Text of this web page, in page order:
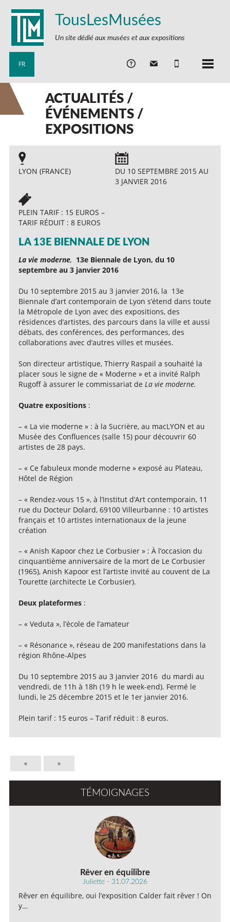
TousLesMusées
Un site dédié aux musées et aux expositions
FR
ACTUALITÉS /
ÉVÉNEMENTS /
EXPOSITIONS
LYON (FRANCE)
DU 10 SEPTEMBRE 2015 AU
3 JANVIER 2016
PLEIN TARIF : 15 EUROS –
TARIF RÉDUIT : 8 EUROS
LA 13E BIENNALE DE LYON
La vie moderne, 13e Biennale de Lyon, du 10
septembre au 3 janvier 2016
Du 10 septembre 2015 au 3 janvier 2016, la 13e
Biennale d’art contemporain de Lyon s’étend dans toute
la Métropole de Lyon avec des expositions, des
résidences d’artistes, des parcours dans la ville et aussi
débats, des conférences, des performances, des
collaborations avec d’autres villes et musées.
Son directeur artistique, Thierry Raspail a souhaité la
placer sous le signe de « Moderne » et a invité Ralph
Rugoff à assurer le commissariat de La vie moderne.
Quatre expositions :
– « La vie moderne » : à la Sucrière, au macLYON et au
Musée des Confluences (salle 15) pour découvrir 60
artistes de 28 pays.
– « Ce fabuleux monde moderne » exposé au Plateau,
Hôtel de Région
– « Rendez-vous 15 », à l’Institut d’Art contemporain, 11
rue du Docteur Dolard, 69100 Villeurbanne : 10 artistes
français et 10 artistes internationaux de la jeune
création
– « Anish Kapoor chez Le Corbusier » : À l’occasion du
cinquantième anniversaire de la mort de Le Corbusier
(1965), Anish Kapoor est l’artiste invité au couvent de La
Tourette (architecte Le Corbusier).
Deux plateformes :
– « Veduta », l’école de l’amateur
– « Résonance », réseau de 200 manifestations dans la
région Rhône-Alpes
Du 10 septembre 2015 au 3 janvier 2016 du mardi au
vendredi, de 11h à 18h (19 h le week-end). Fermé le
lundi, le 25 décembre 2015 et le 1er janvier 2016.
Plein tarif : 15 euros – Tarif réduit : 8 euros.
« »
TÉMOIGNAGES
Rêver en équilibre
Juliette - 31.07.2026
Rêver en équilibre, oui l’exposition Calder fait rêver ! On
y…